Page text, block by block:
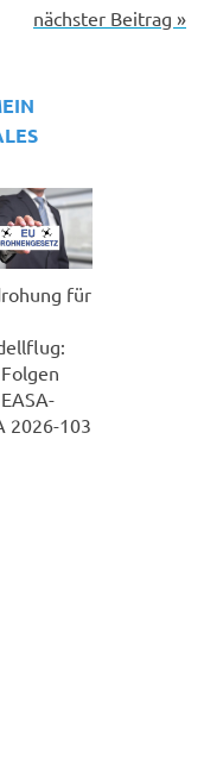
nächster Beitrag »
für
2026-103